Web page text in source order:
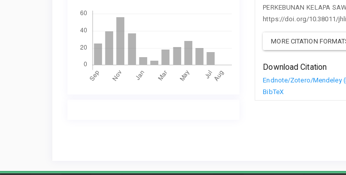
PERKEBUNAN KELAPA
https://doi.org/10.38011/
MORE CITATION
Download Citation
Endnote/Zotero/Mendeley
BibTeX